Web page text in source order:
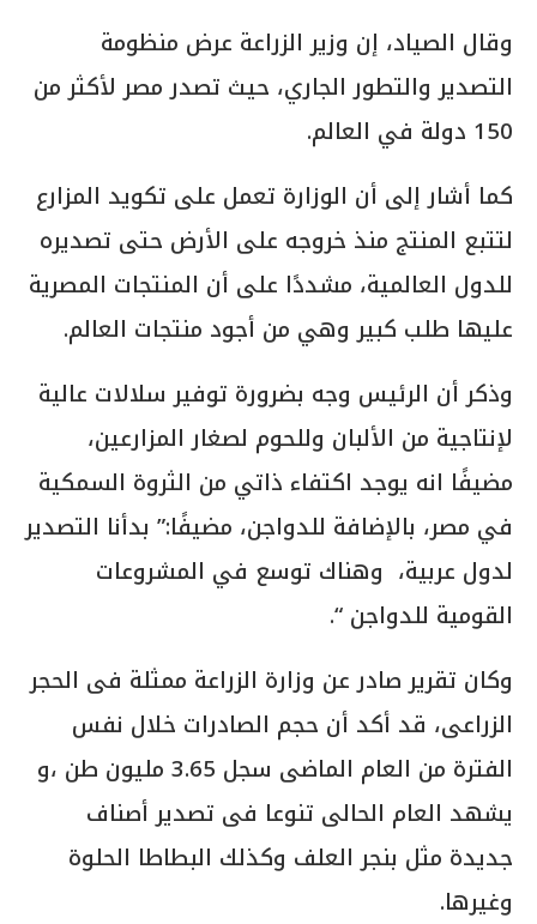
وقال الصياد، إن وزير الزراعة عرض منظومة
التصدير والتطور الجاري، حيث تصدر مصر لأكثر من
150 دولة في العالم.
كما أشار إلى أن الوزارة تعمل على تكويد المزارع
لتتبع المنتج منذ خروجه على الأرض حتى تصديره
للدول العالمية، مشددًا على أن المنتجات المصرية
عليها طلب كبير وهي من أجود منتجات العالم.
وذكر أن الرئيس وجه بضرورة توفير سلالات عالية
لإنتاجية من الألبان وللحوم لصغار المزارعين،
مضيفًا انه يوجد اكتفاء ذاتي من الثروة السمكية
في مصر، بالإضافة للدواجن، مضيفًا:” بدأنا التصدير
لدول عربية، وهناك توسع في المشروعات
القومية للدواجن “.
وكان تقرير صادر عن وزارة الزراعة ممثلة فى الحجر
الزراعى، قد أكد أن حجم الصادرات خلال نفس
الفترة من العام الماضى سجل 3.65 مليون طن ،و
يشهد العام الحالى تنوعا فى تصدير أصناف
جديدة مثل بنجر العلف وكذلك البطاطا الحلوة
وغيرها.